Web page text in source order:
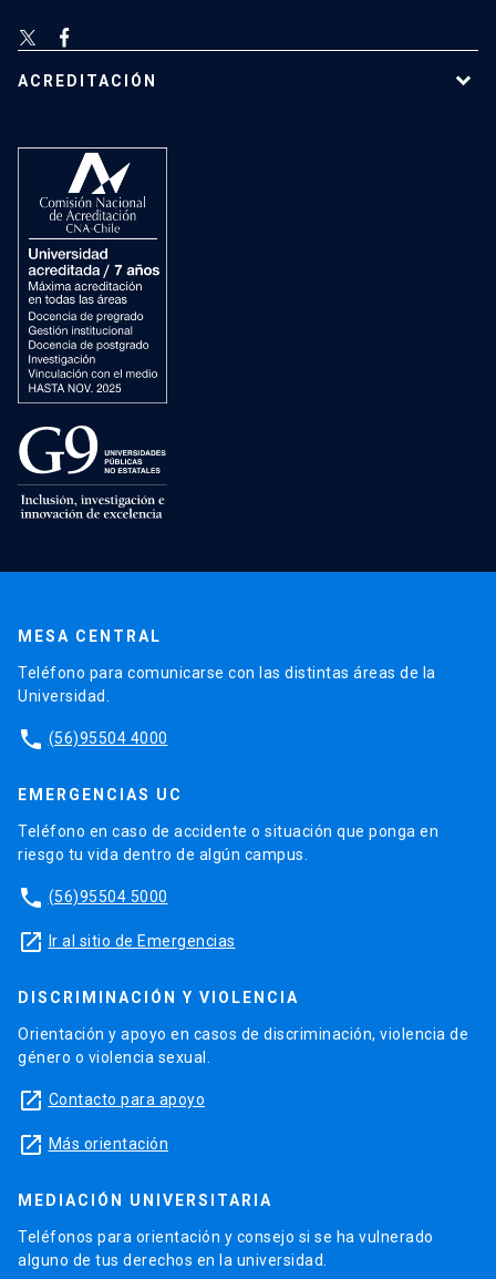
ACREDITACIÓN
MESA CENTRAL
Teléfono para comunicarse con las distintas áreas de la
Universidad.
phone (56)95504 4000
EMERGENCIAS UC
Teléfono en caso de accidente o situación que ponga en
riesgo tu vida dentro de algún campus.
phone (56)95504 5000
launch Ir al sitio de Emergencias
DISCRIMINACIÓN Y VIOLENCIA
Orientación y apoyo en casos de discriminación, violencia de
género o violencia sexual.
launch Contacto para apoyo
launch Más orientación
MEDIACIÓN UNIVERSITARIA
Teléfonos para orientación y consejo si se ha vulnerado
alguno de tus derechos en la universidad.